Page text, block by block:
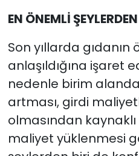
EN ÖNEMLİ
Son yıllarda
anlaşıldığına işaret
nedenle birim
artması, girdi
olmasından
maliyet yüklenmesi